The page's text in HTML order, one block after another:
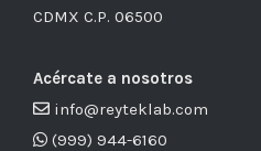
CDMX C.P. 06500
Acércate a nosotros
info@reyteklab.com
(999) 944-6160